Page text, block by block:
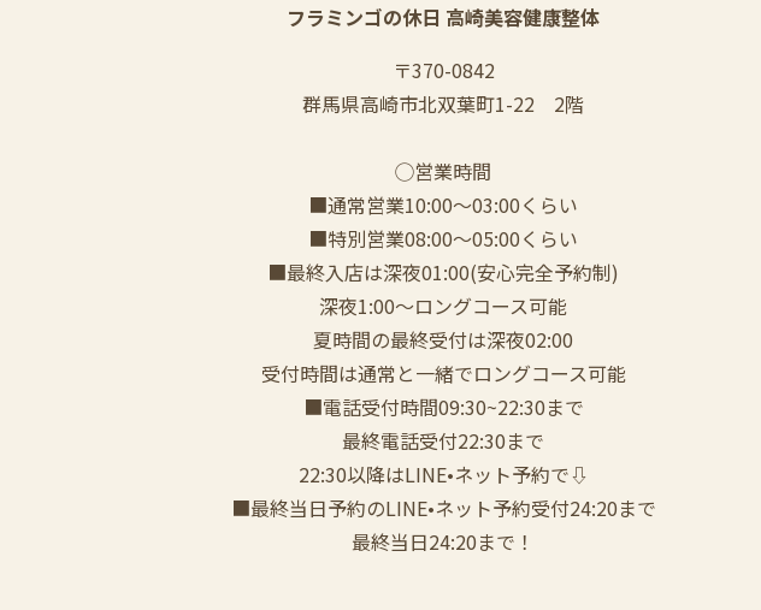
フラミンゴの休日 高崎美容健康整体
〒370-0842
群馬県高崎市北双葉町1-22 2階
◯営業時間
■通常営業10:00〜03:00くらい
■特別営業08:00〜05:00くらい
■最終入店は深夜01:00(安心完全予約制)
深夜1:00〜ロングコース可能
夏時間の最終受付は深夜02:00
受付時間は通常と一緒でロングコース可能
■電話受付時間09:30~22:30まで
️最終電話受付22:30まで
22:30以降はLINE•ネット予約で⇩
■最終当日予約のLINE•ネット予約受付24:20まで
最終当日24:20まで！